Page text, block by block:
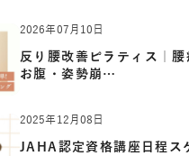
2026年07月10日
反り腰改善ピラティス｜腰
お腹・姿勢崩…
2025年12月08日
JAHA認定資格講座日程ス